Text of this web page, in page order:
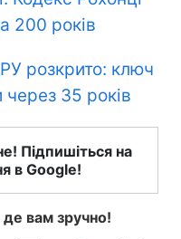
200 років
розкрито: ключ
35 років
Підпишіться на
в Google!
вам зручно!